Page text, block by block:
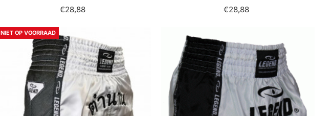
€28,88
€28,88
NIET OP VOORRAAD